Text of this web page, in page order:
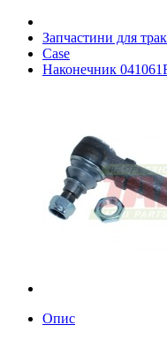
Запчастини для
Case
Наконечник
Опис